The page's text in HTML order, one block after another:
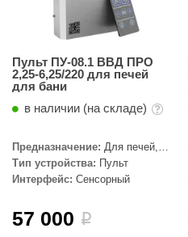
Пульт ПУ-08.1 ВВД ПРО
2,25-6,25/220 для печей
для бани
в наличии (на складе)
Предназначение: Для печей,
Для печей с парогенератором,
АЭГПП, ПАРиЖАР, Премьера
Руса
Тип устройства: Пульт
Интерфейс: Сенсорный
57 000 i